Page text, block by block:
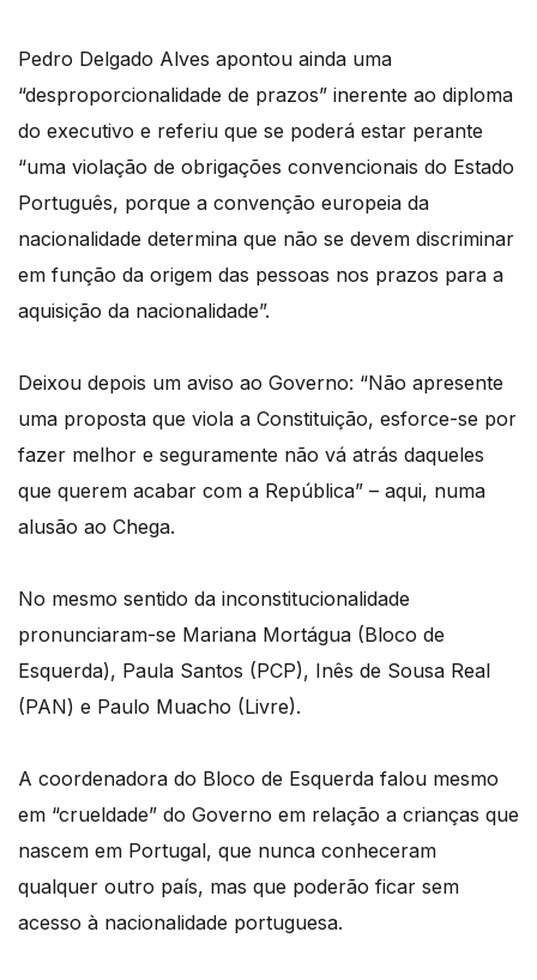
Pedro Delgado Alves apontou ainda uma
“desproporcionalidade de prazos” inerente ao diploma
do executivo e referiu que se poderá estar perante
“uma violação de obrigações convencionais do Estado
Português, porque a convenção europeia da
nacionalidade determina que não se devem discriminar
em função da origem das pessoas nos prazos para a
aquisição da nacionalidade”.
Deixou depois um aviso ao Governo: “Não apresente
uma proposta que viola a Constituição, esforce-se por
fazer melhor e seguramente não vá atrás daqueles
que querem acabar com a República” – aqui, numa
alusão ao Chega.
No mesmo sentido da inconstitucionalidade
pronunciaram-se Mariana Mortágua (Bloco de
Esquerda), Paula Santos (PCP), Inês de Sousa Real
(PAN) e Paulo Muacho (Livre).
A coordenadora do Bloco de Esquerda falou mesmo
em “crueldade” do Governo em relação a crianças que
nascem em Portugal, que nunca conheceram
qualquer outro país, mas que poderão ficar sem
acesso à nacionalidade portuguesa.